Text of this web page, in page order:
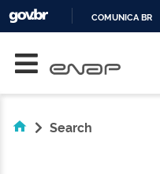
COMUNICA BR
Search